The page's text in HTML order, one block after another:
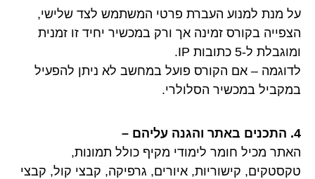
על מנת למנוע העברת פרטי המשתמש לצד שלישי,
הצפייה בקורס זמינה אך ורק במכשיר יחיד זו זמנית
ומוגבלת ל-5 כתובות IP.
לדוגמה – אם הקורס פועל במחשב לא ניתן להפעיל
במקביל במכשיר הסלולרי.
4. התכנים באתר והגנה עליהם –
האתר מכיל חומר לימודי מקיף כולל תמונות,
טקסטקים, קישוריות, איורים, גרפיקה, קבצי קול, קבצי